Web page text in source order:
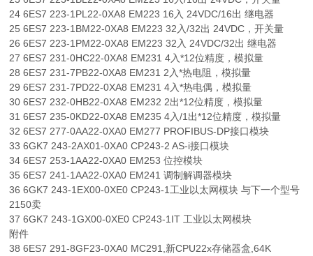
24 6ES7 223-1PL22-0XA8 EM223 16入 24VDC/16出 继电器
25 6ES7 223-1BM22-0XA8 EM223 32入/32出 24VDC，开关量
26 6ES7 223-1PM22-0XA8 EM223 32入 24VDC/32出 继电器
27 6ES7 231-0HC22-0XA8 EM231 4入*12位精度，模拟量
28 6ES7 231-7PB22-0XA8 EM231 2入*热电阻，模拟量
29 6ES7 231-7PD22-0XA8 EM231 4入*热电偶，模拟量
30 6ES7 232-0HB22-0XA8 EM232 2出*12位精度，模拟量
31 6ES7 235-0KD22-0XA8 EM235 4入/1出*12位精度，模拟量
32 6ES7 277-0AA22-0XA0 EM277 PROFIBUS-DP接口模块
33 6GK7 243-2AX01-0XA0 CP243-2 AS-i接口模块
34 6ES7 253-1AA22-0XA0 EM253 位控模块
35 6ES7 241-1AA22-0XA0 EM241 调制解调器模块
36 6GK7 243-1EX00-0XE0 CP243-1工业以太网模块 与下一个型号
2150卖
37 6GK7 243-1GX00-0XE0 CP243-1IT 工业以太网模块
附件
38 6ES7 291-8GF23-0XA0 MC291,新CPU22x存储器盒,64K